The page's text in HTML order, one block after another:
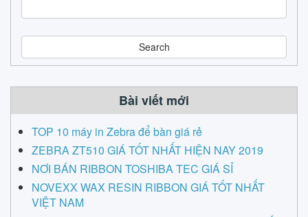
e
a
r
c
Bài viết mới
TOP 10 máy in Zebra để bàn giá rẻ
ZEBRA ZT510 GIÁ TỐT NHẤT HIỆN NAY 2019
NƠI BÁN RIBBON TOSHIBA TEC GIÁ SỈ
NOVEXX WAX RESIN RIBBON GIÁ TỐT NHẤT
VIỆT NAM